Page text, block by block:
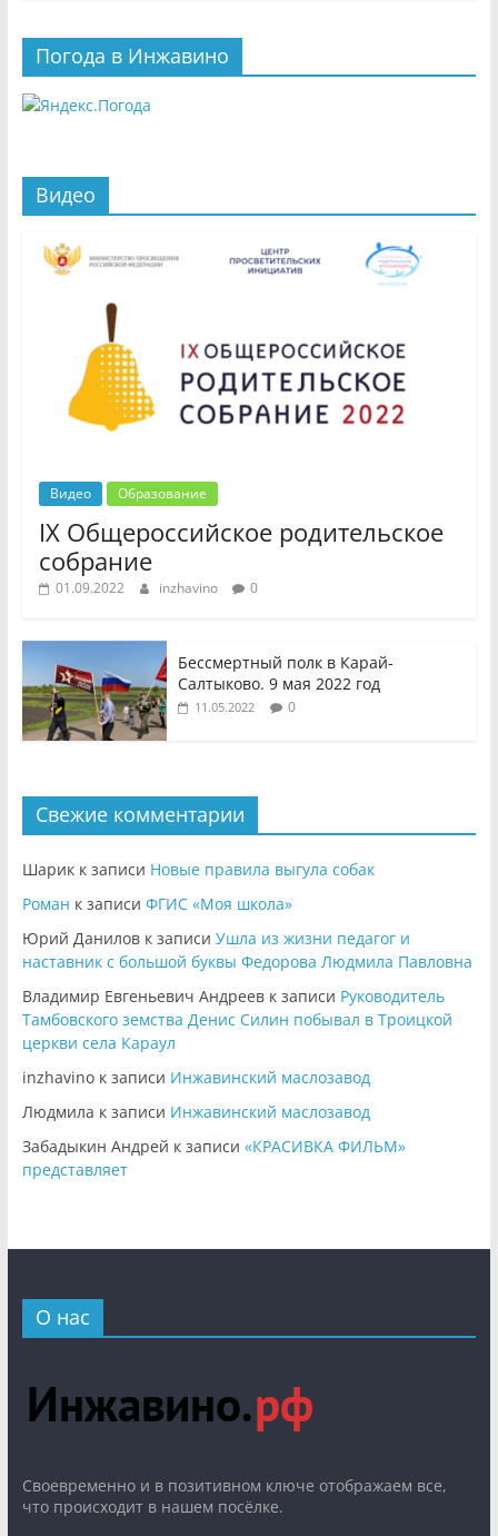
Погода в Инжавино
Видео
Видео Образование
IX Общероссийское родительское
собрание
01.09.2022 inzhavino 0
Бессмертный полк в Карай-
Салтыково. 9 мая 2022 год
11.05.2022 0
Свежие комментарии
Шарикк записи Новые правила выгула собак
Роман к записи ФГИС «Моя школа»
Юрий Даниловк записи Ушла из жизни педагог и
наставник с большой буквы Федорова Людмила Павловна
Владимир Евгеньевич Андреевк записи Руководитель
Тамбовского земства Денис Силин побывал в Троицкой
церкви села Караул
inzhavinoк записи Инжавинский маслозавод
Людмила к записи Инжавинский маслозавод
Забадыкин Андрей к записи «КРАСИВКА ФИЛЬМ»
представляет
О нас
Cвоевременно и в позитивном ключе отображаем все,
что происходит в нашем посёлке.